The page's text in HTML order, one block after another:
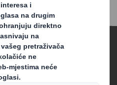
za svijet koji se